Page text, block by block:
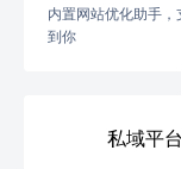
内置网站优化助手
到你
私域平台